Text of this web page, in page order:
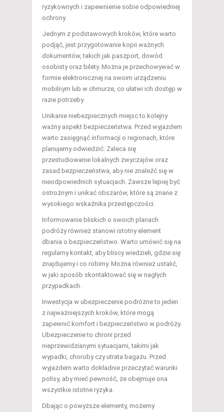
ryzykownych i zapewnienie sobie odpowiedniej
ochrony.
Jednym z podstawowych kroków, które warto
podjąć, jest przygotowanie kopii ważnych
dokumentów, takich jak paszport, dowód
osobisty oraz bilety. Można je przechowywać w
formie elektronicznej na swoim urządzeniu
mobilnym lub w chmurze, co ułatwi ich dostęp w
razie potrzeby.
Unikanie niebezpiecznych miejsc to kolejny
ważny aspekt bezpieczeństwa. Przed wyjazdem
warto zasięgnąć informacji o regionach, które
planujemy odwiedzić. Zaleca się
przestudiowanie lokalnych zwyczajów oraz
zasad bezpieczeństwa, aby nie znaleźć się w
nieodpowiednich sytuacjach. Zawsze lepiej być
ostrożnym i unikać obszarów, które są znane z
wysokiego wskaźnika przestępczości.
Informowanie bliskich o swoich planach
podróży również stanowi istotny element
dbania o bezpieczeństwo. Warto umówić się na
regularny kontakt, aby bliscy wiedzieli, gdzie się
znajdujemy i co robimy. Można również ustalić,
w jaki sposób skontaktować się w nagłych
przypadkach.
Inwestycja w ubezpieczenie podróżne to jeden
z najważniejszych kroków, które mogą
zapewnić komfort i bezpieczeństwo w podróży.
Ubezpieczenie to chroni przed
nieprzewidzianymi sytuacjami, takimi jak
wypadki, choroby czy utrata bagażu. Przed
wyjazdem warto dokładnie przeczytać warunki
polisy, aby mieć pewność, że obejmuje ona
wszystkie istotne ryzyka.
Dbając o powyższe elementy, możemy